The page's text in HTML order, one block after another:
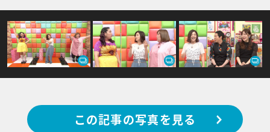
この記事の写真を見る